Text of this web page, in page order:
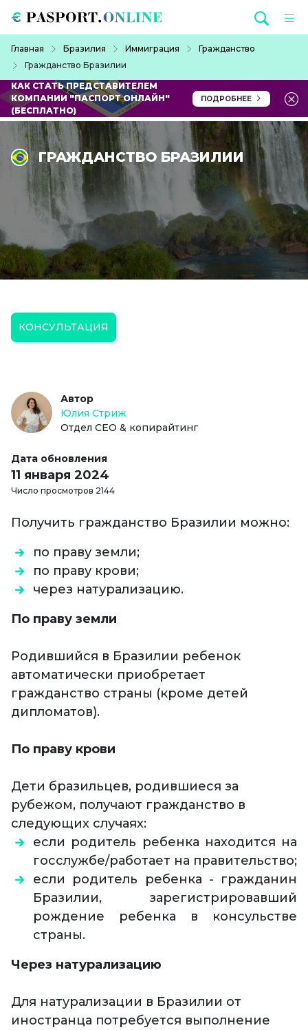
Главная Бразилия Иммиграция
Гражданство
Гражданство Бразилии
КАК СТАТЬ ПРЕДСТАВИТЕЛЕМ
КОМПАНИИ "ПАСПОРТ ОНЛАЙН"
(БЕСПЛАТНО)
ПОДРОБНЕЕ
ГРАЖДАНСТВО БРАЗИЛИИ
КОНСУЛЬТАЦИЯ
Автор
Юлия Стриж
Отдел СЕО & копирайтинг
Дата обновления
11 января 2024
Число просмотров 2144
Получить гражданство Бразилии можно:
по праву земли;
по праву крови;
через натурализацию.
По праву земли
Родившийся в Бразилии ребенок
автоматически приобретает
гражданство страны (кроме детей
дипломатов).
По праву крови
Дети бразильцев, родившиеся за
рубежом, получают гражданство в
следующих случаях:
если родитель ребенка находится на
госслужбе/работает на правительство;
если родитель ребенка - гражданин
Бразилии, зарегистрировавший
рождение ребенка в консульстве
страны.
Через натурализацию
Для натурализации в Бразилии от
иностранца потребуется выполнение